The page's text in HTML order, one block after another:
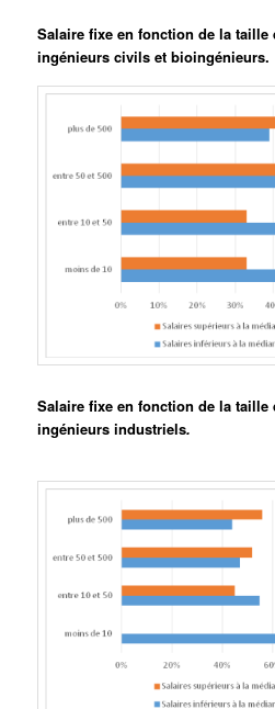
Salaire fixe en fonction de la taille
ingénieurs civils et bioingénieurs.
Salaire fixe en fonction de la taille
ingénieurs industriels.